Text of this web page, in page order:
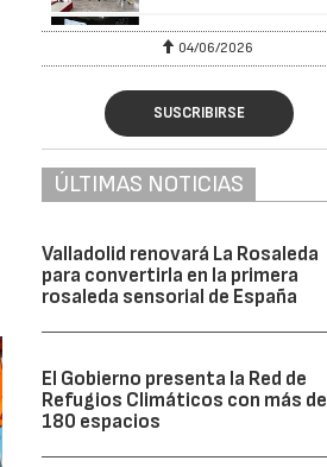
04/06/2026
SUSCRIBIRSE
ÚLTIMAS NOTICIAS
Valladolid renovará La Rosaleda
para convertirla en la primera
rosaleda sensorial de España
El Gobierno presenta la Red de
Refugios Climáticos con más de
180 espacios